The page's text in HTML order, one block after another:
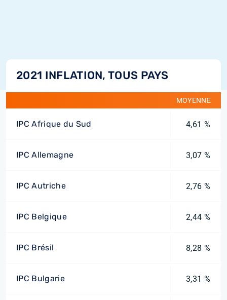
2021 INFLATION, TOUS PAYS
MOYENNE
IPC Afrique du Sud 4,61 %
IPC Allemagne 3,07 %
IPC Autriche 2,76 %
IPC Belgique 2,44 %
IPC Brésil 8,28 %
IPC Bulgarie 3,31 %